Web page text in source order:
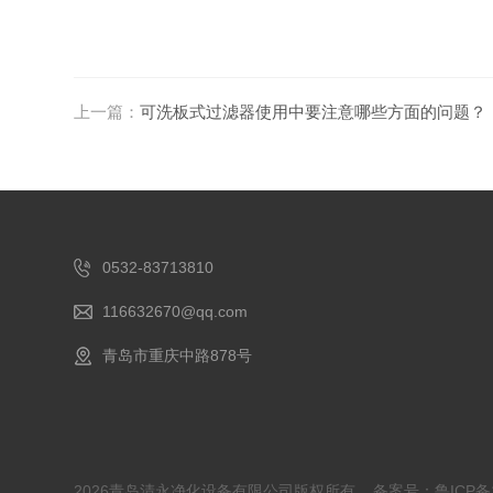
上一篇：可洗板式过滤器使用中要注意哪些方面的问题？
0532-83713810
116632670@qq.com
青岛市重庆中路878号